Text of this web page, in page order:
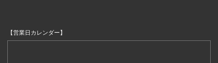
【営業日カレンダー】